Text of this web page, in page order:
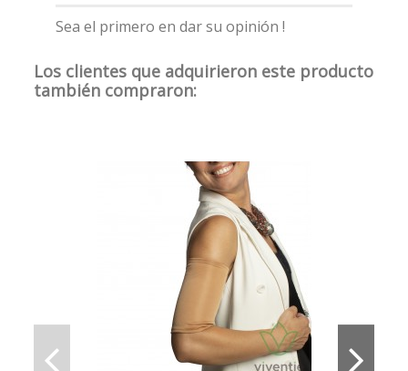
Sea el primero en dar su opinión !
Los clientes que adquirieron este producto
también compraron: